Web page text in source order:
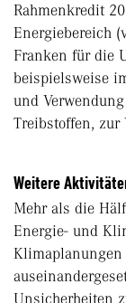
Rahmenkredit
Energiebereich
Franken für die
beispielsweise
und
Treibstoffen, zur
Weitere
Mehr als die
Energie- und
Klimaplanungen
Unsicherheiten